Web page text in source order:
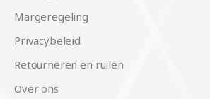
Margeregeling
Privacybeleid
Retourneren en ruilen
Over ons